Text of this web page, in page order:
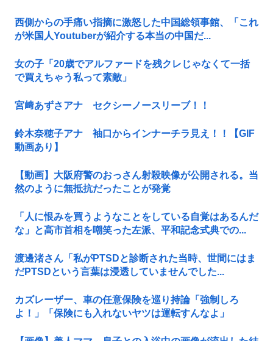
西側からの手痛い指摘に激怒した中国総領事館、「これ
が米国人Youtuberが紹介する本当の中国だ...
女の子「20歳でアルファードを残クレじゃなくて一括
で買えちゃう私って素敵」
宮﨑あずさアナ セクシーノースリーブ！！
鈴木奈穂子アナ 袖口からインナーチラ見え！！【GIF
動画あり】
【動画】大阪府警のおっさん射殺映像が公開される。当
然のように無抵抗だったことが発覚
「人に恨みを買うようなことをしている自覚はあるんだ
な」と高市首相を嘲笑った左派、平和記念式典での...
渡邊渚さん「私がPTSDと診断された当時、世間にはま
だPTSDという言葉は浸透していませんでした...
カズレーザー、車の任意保険を巡り持論「強制しろ
よ！」「保険にも入れないヤツは運転すんなよ」